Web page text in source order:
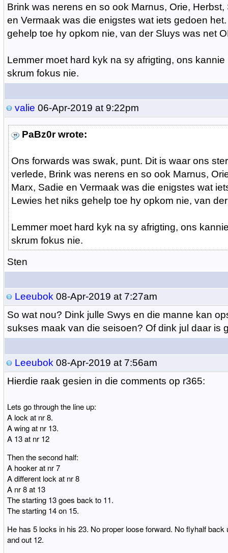
Brink was nerens en so ook Marnus, Orie, Herbst,
en Vermaak was die enigstes wat iets gedoen
gehelp toe hy opkom nie, van der Sluys was net
Lemmer moet hard kyk na sy afrigting, ons
skrum fokus nie.
valie 06-Apr-2019 at 9:22pm
PaBz0r wrote:
Ons forwards was swak, punt. Dit is waar ons
verlede, Brink was nerens en so ook Marnus,
Marx, Sadie en Vermaak was die enigstes wat
Lewies het niks gehelp toe hy opkom nie, van
Lemmer moet hard kyk na sy afrigting, ons
skrum fokus nie.
Sten
Leeubok 08-Apr-2019 at 7:27am
So wat nou? Dink julle Swys en die manne kan
sukses maak van die seisoen? Of dink jul daar is
Leeubok 08-Apr-2019 at 7:56am
Hierdie raak gesien in die comments op r365:
Lets go through the line up:
A lock at nr 8.
A wing at nr 13.
A 13 at nr 12
Then the second half:
A hooker at nr 7
A different lock at nr 8
A nr 8 at 13
The starting 13 goes back to 11.
The starting 14 on 15.
He has 5 locks in his 23. No proper loose forward. No flyhalf back
and out 12.